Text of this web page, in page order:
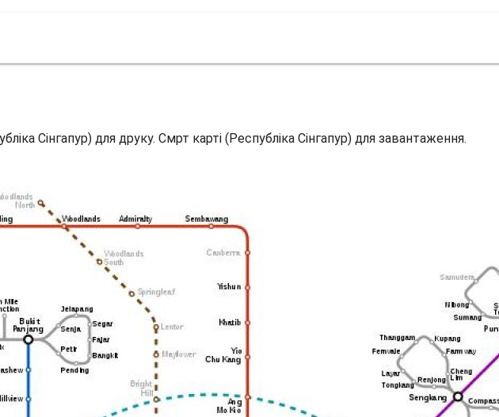
Сінгапур) для друку. Смрт карті (Республіка Сінгапур) для завантаження.